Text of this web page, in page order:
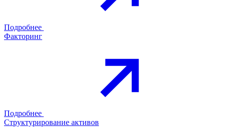
Подробнее
Факторинг
Подробнее
Структурирование активов